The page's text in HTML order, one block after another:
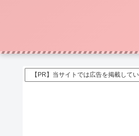
【PR】当サイトでは広告を掲載して